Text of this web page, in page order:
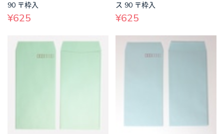
90 〒枠入
¥625
ス 90 〒枠入
¥625